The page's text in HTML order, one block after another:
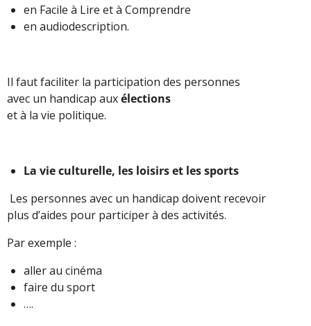
en Facile à Lire et à Comprendre
en audiodescription.
Il faut faciliter la participation des personnes
avec un handicap auxélections
et à la vie politique.
La vie culturelle, les loisirs et les sports
Les personnes avec un handicap doivent recevoir
plus d’aides pour participer à des activités.
Par exemple :
aller au cinéma
faire du sport
….